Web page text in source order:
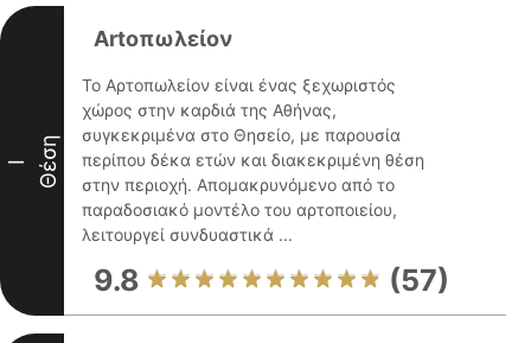
I Θέση
Artοπωλείον
Το Αρτοπωλείον είναι ένας ξεχωριστός
χώρος στην καρδιά της Αθήνας,
συγκεκριμένα στο Θησείο, με παρουσία
περίπου δέκα ετών και διακεκριμένη θέση
στην περιοχή. Απομακρυνόμενο από το
παραδοσιακό μοντέλο του αρτοποιείου,
λειτουργεί συνδυαστικά ...
9.8 (57)